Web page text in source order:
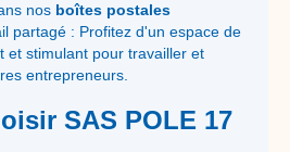
nos boîtes postales
partagé : Profitez d'un espace de
et stimulant pour travailler et
entrepreneurs.
SAS POLE 17